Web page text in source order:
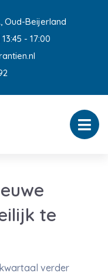
Oud-Beijerland
- 17:00
te
verder